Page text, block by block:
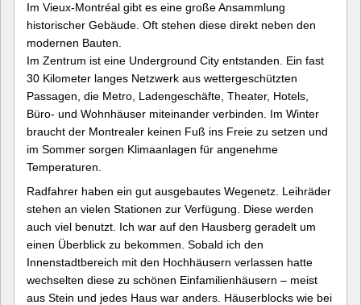
Im Vieux-Montréal gibt es eine große Ansammlung
historischer Gebäude. Oft stehen diese direkt neben den
modernen Bauten.
Im Zentrum ist eine Underground City entstanden. Ein fast
30 Kilometer langes Netzwerk aus wettergeschützten
Passagen, die Metro, Ladengeschäfte, Theater, Hotels,
Büro- und Wohnhäuser miteinander verbinden. Im Winter
braucht der Montrealer keinen Fuß ins Freie zu setzen und
im Sommer sorgen Klimaanlagen für angenehme
Temperaturen.
Radfahrer haben ein gut ausgebautes Wegenetz. Leihräder
stehen an vielen Stationen zur Verfügung. Diese werden
auch viel benutzt. Ich war auf den Hausberg geradelt um
einen Überblick zu bekommen. Sobald ich den
Innenstadtbereich mit den Hochhäusern verlassen hatte
wechselten diese zu schönen Einfamilienhäusern – meist
aus Stein und jedes Haus war anders. Häuserblocks wie bei